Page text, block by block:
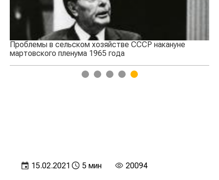
В авангарде развития зерновой науки
1 2 3 4 5
15.02.2021 5 мин 20094